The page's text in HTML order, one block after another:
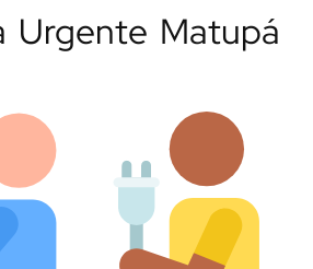
Urgente Matupá